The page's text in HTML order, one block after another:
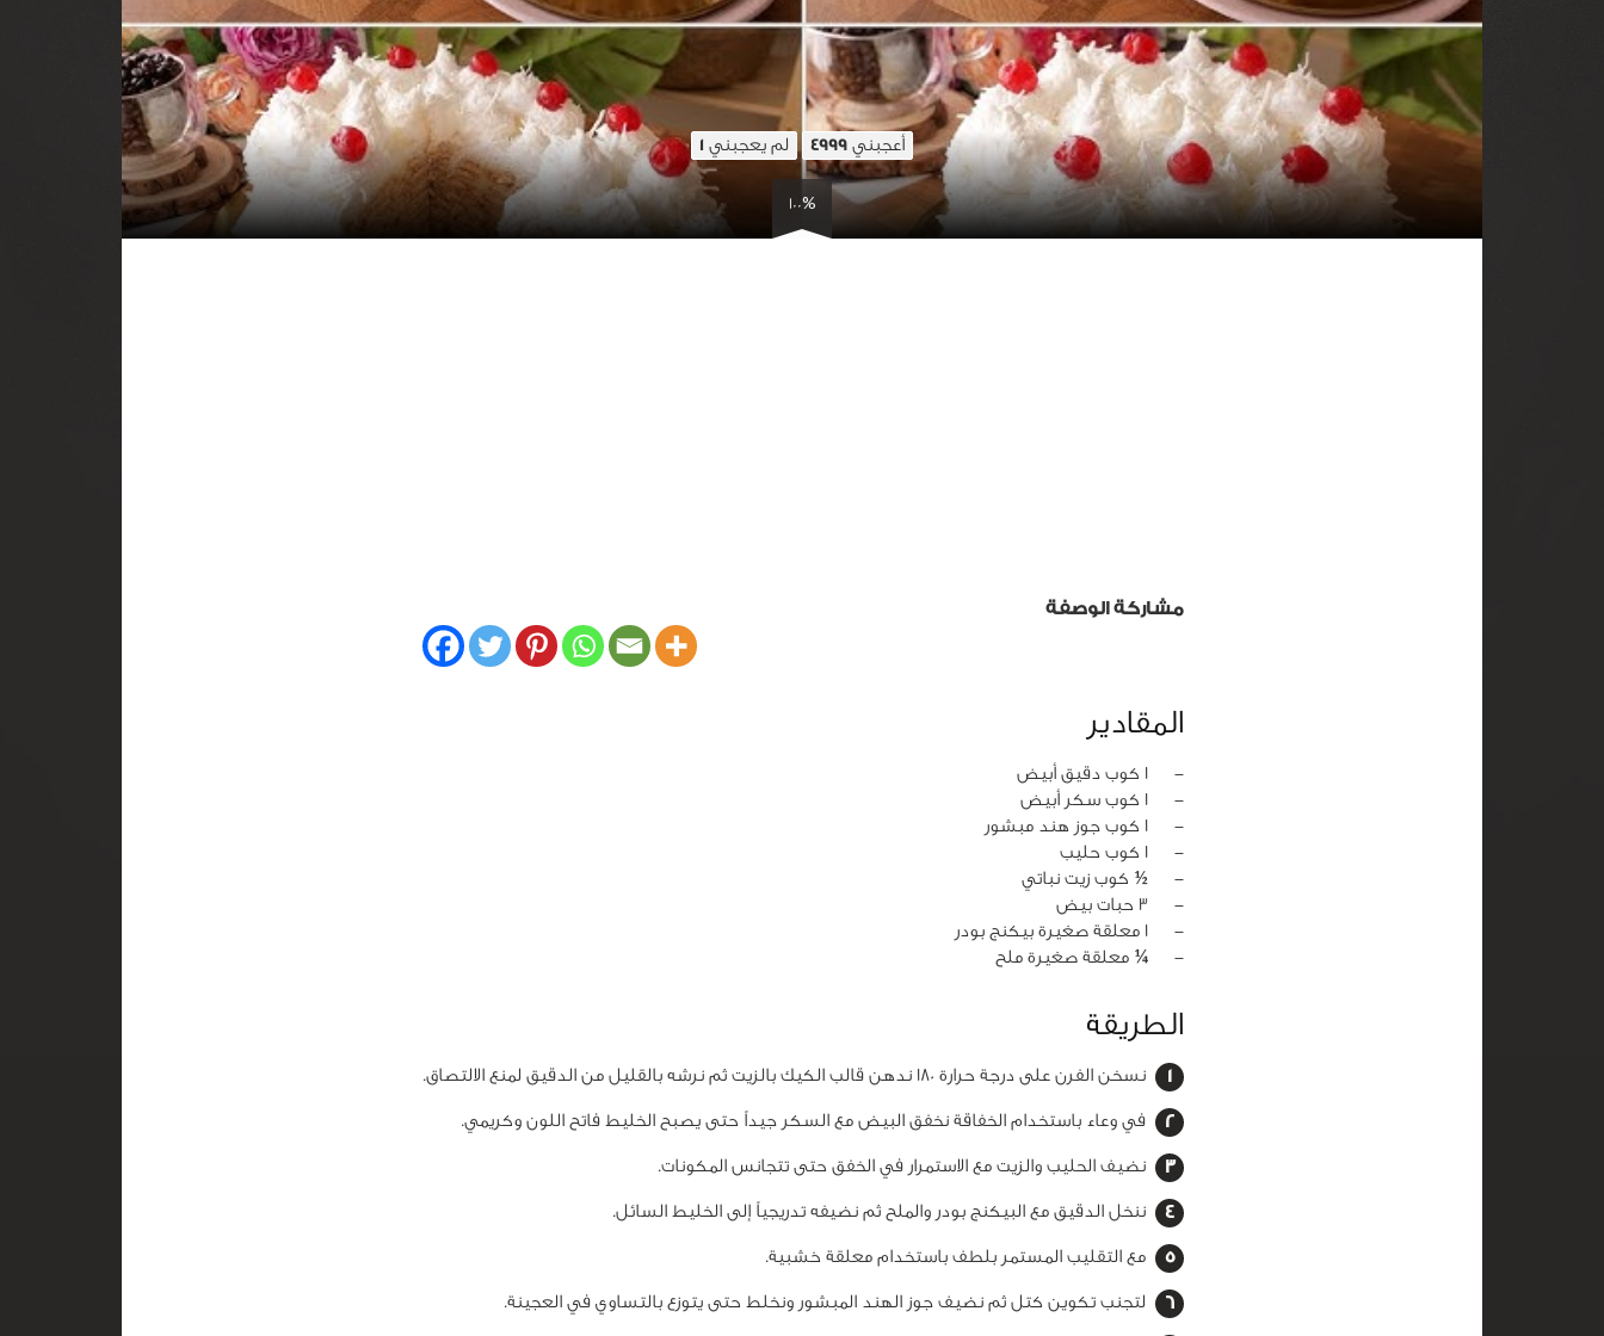
أعجبني 4999 لم يعجبني 1
100%
مشاركة الوصفة
المقادير
‏-
1 كوب دقيق أبيض
‏-
1 كوب سكر أبيض
‏-
1 كوب جوز هند مبشور
‏-
1 كوب حليب
‏-
½ كوب زيت نباتي
‏-
3 حبات بيض
‏-
1 معلقة صغيرة بيكنج بودر
‏-
¼ معلقة صغيرة ملح
الطريقة
نسخن الفرن على درجة حرارة 180 ندهن قالب الكيك بالزيت ثم نرشه بالقليل من الدقيق لمنع الالتصاق.
في وعاء باستخدام الخفاقة نخفق البيض مع السكر جيداً حتى يصبح الخليط فاتح اللون وكريمي.
نضيف الحليب والزيت مع الاستمرار في الخفق حتى تتجانس المكونات.
ننخل الدقيق مع البيكنج بودر والملح ثم نضيفه تدريجياً إلى الخليط السائل.
مع التقليب المستمر بلطف باستخدام معلقة خشبية.
لتجنب تكوين كتل ثم نضيف جوز الهند المبشور ونخلط حتى يتوزع بالتساوي في العجينة.